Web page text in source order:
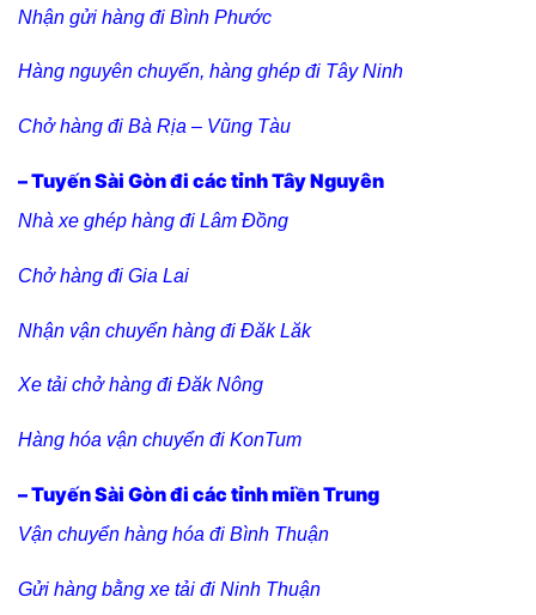
Nhận gửi hàng đi Bình Phước
Hàng nguyên chuyến, hàng ghép đi Tây Ninh
Chở hàng đi Bà Rịa – Vũng Tàu
– Tuyến Sài Gòn đi các tỉnh Tây Nguyên
Nhà xe ghép hàng đi Lâm Đồng
Chở hàng đi Gia Lai
Nhận vận chuyển hàng đi Đăk Lăk
Xe tải chở hàng đi Đăk Nông
Hàng hóa vận chuyển đi KonTum
– Tuyến Sài Gòn đi các tỉnh miền Trung
Vận chuyển hàng hóa đi Bình Thuận
Gửi hàng bằng xe tải đi Ninh Thuận